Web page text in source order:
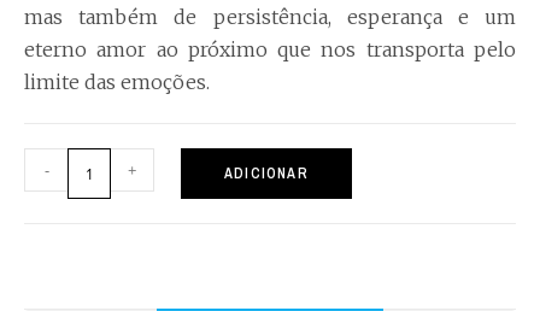
mas também de persistência, esperança e um
eterno amor ao próximo que nos transporta pelo
limite das emoções.
- + ADICIONAR